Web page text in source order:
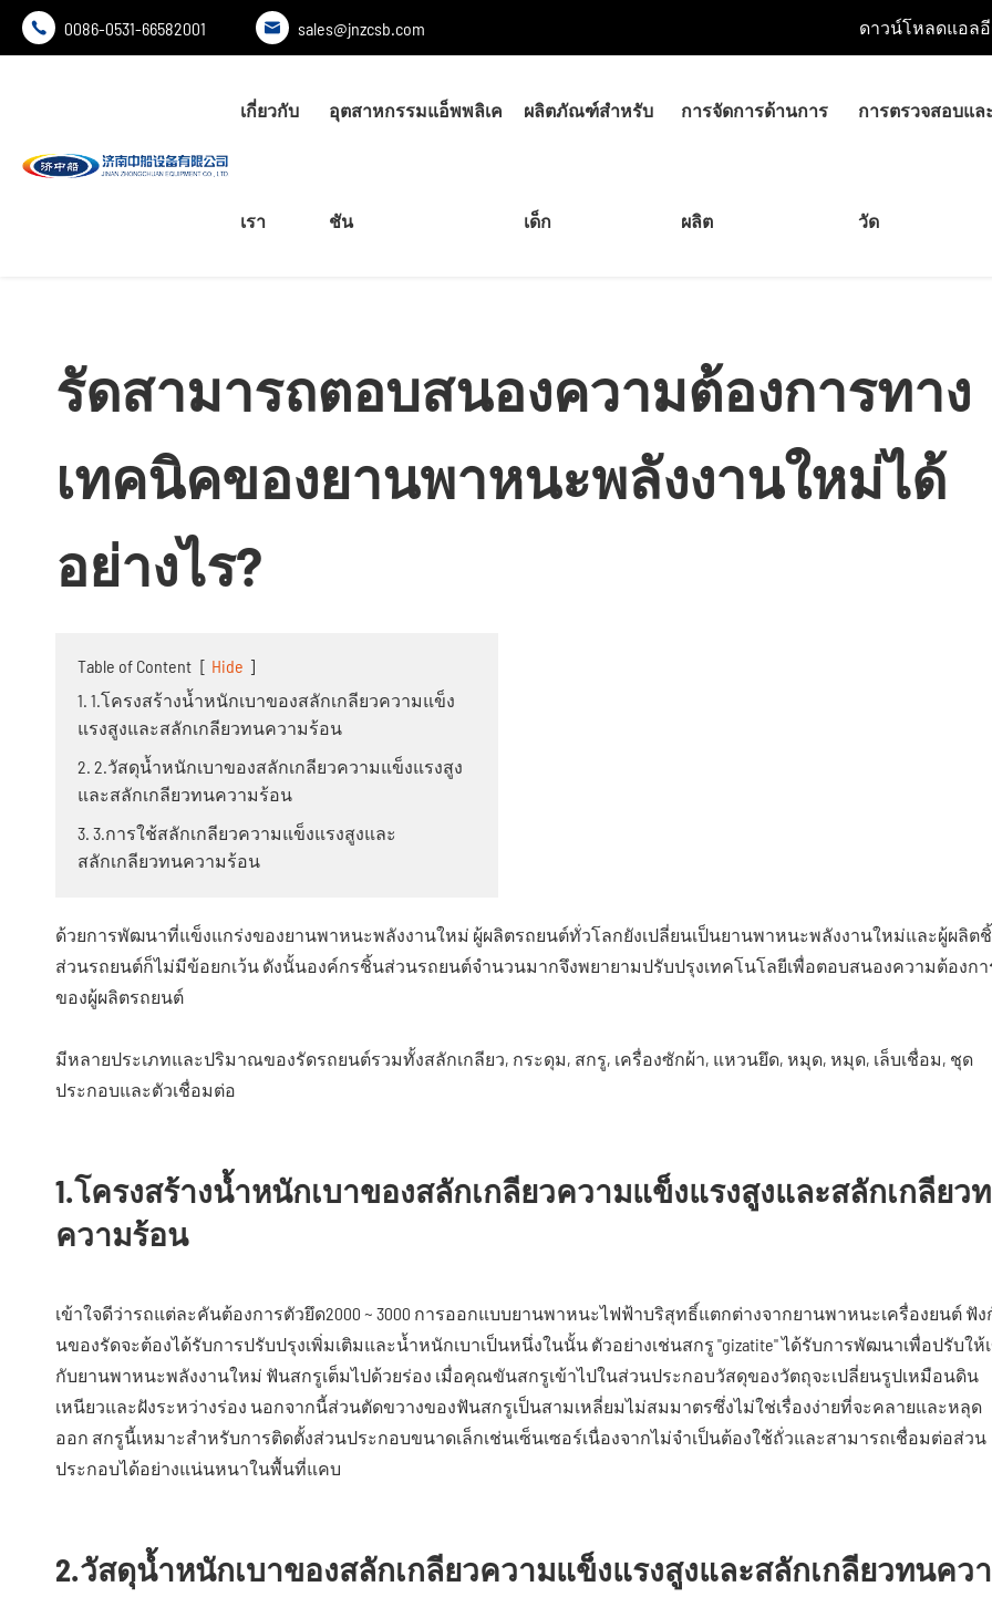
 0086-0531-66582001  sales@jnzcsb.com ดาวน์โหลดแอล
เกี่ยวกับ
เรา
อุตสาหกรรมแอ็พพลิเค
ชัน
ผลิตภัณฑ์สำหรับ
เด็ก
ชิ้นส่วนเครื่องจักรกลที่มี
การจัดการด้านการ
ผลิต
การตรวจสอบแล
วัด
รัดสามารถตอบสนองความต้องการทาง
เทคนิคของยานพาหนะพลังงานใหม่ได้
อย่างไร?
Table of Content [ Hide ]
1. 1.โครงสร้างน้ำหนักเบาของสลักเกลียวความแข็ง
แรงสูงและสลักเกลียวทนความร้อน
2. 2.วัสดุน้ำหนักเบาของสลักเกลียวความแข็งแรงสูง
และสลักเกลียวทนความร้อน
3. 3.การใช้สลักเกลียวความแข็งแรงสูงและ
สลักเกลียวทนความร้อน
ด้วยการพัฒนาที่แข็งแกร่งของยานพาหนะพลังงานใหม่ ผู้ผลิตรถยนต์ทั่วโลกยังเปลี่ยนเป็นยานพาหนะพลังงานใหม่และผู้ผลิต
ส่วนรถยนต์ก็ไม่มีข้อยกเว้น ดังนั้นองค์กรชิ้นส่วนรถยนต์จำนวนมากจึงพยายามปรับปรุงเทคโนโลยีเพื่อตอบสนองความต้องกา
ของผู้ผลิตรถยนต์
มีหลายประเภทและปริมาณของรัดรถยนต์รวมทั้งสลักเกลียว, กระดุม, สกรู, เครื่องซักผ้า, แหวนยึด, หมุด, หมุด, เล็บเชื่อม, ชุด
ประกอบและตัวเชื่อมต่อ
1.โครงสร้างน้ำหนักเบาของสลักเกลียวความแข็งแรงสูงและสลักเกลียว
ความร้อน
เข้าใจดีว่ารถแต่ละคันต้องการตัวยึด2000 ~ 3000 การออกแบบยานพาหนะไฟฟ้าบริสุทธิ์แตกต่างจากยานพาหนะเครื่องยนต์ ฟั
นของรัดจะต้องได้รับการปรับปรุงเพิ่มเติมและน้ำหนักเบาเป็นหนึ่งในนั้น ตัวอย่างเช่นสกรู "gizatite" ได้รับการพัฒนาเพื่อปรับให้
กับยานพาหนะพลังงานใหม่ ฟันสกรูเต็มไปด้วยร่อง เมื่อคุณขันสกรูเข้าไปในส่วนประกอบวัสดุของวัตถุจะเปลี่ยนรูปเหมือนดิน
เหนียวและฝังระหว่างร่อง นอกจากนี้ส่วนตัดขวางของฟันสกรูเป็นสามเหลี่ยมไม่สมมาตรซึ่งไม่ใช่เรื่องง่ายที่จะคลายและหลุด
ออก สกรูนี้เหมาะสำหรับการติดตั้งส่วนประกอบขนาดเล็กเช่นเซ็นเซอร์เนื่องจากไม่จำเป็นต้องใช้ถั่วและสามารถเชื่อมต่อส่วน
ประกอบได้อย่างแน่นหนาในพื้นที่แคบ
2.วัสดุน้ำหนักเบาของสลักเกลียวความแข็งแรงสูงและสลักเกลียวทนคว